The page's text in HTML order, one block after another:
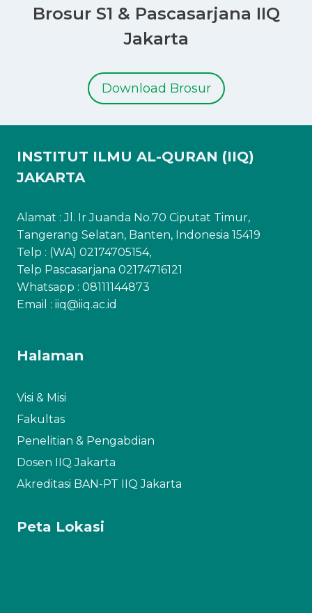
Brosur S1 & Pascasarjana IIQ
Jakarta
Download Brosur
INSTITUT ILMU AL-QURAN (IIQ)
JAKARTA
Alamat : Jl. Ir Juanda No.70 Ciputat Timur,
Tangerang Selatan, Banten, Indonesia 15419
Telp : (WA) 02174705154,
Telp Pascasarjana 02174716121
Whatsapp : 08111144873
Email : iiq@iiq.ac.id
Halaman
Visi & Misi
Fakultas
Penelitian & Pengabdian
Dosen IIQ Jakarta
Akreditasi BAN-PT IIQ Jakarta
Peta Lokasi